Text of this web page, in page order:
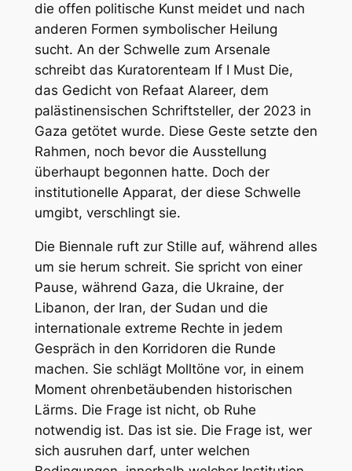
die offen politische Kunst meidet und nach
anderen Formen symbolischer Heilung
sucht. An der Schwelle zum Arsenale
schreibt das Kuratorenteam If I Must Die,
das Gedicht von Refaat Alareer, dem
palästinensischen Schriftsteller, der 2023 in
Gaza getötet wurde. Diese Geste setzte den
Rahmen, noch bevor die Ausstellung
überhaupt begonnen hatte. Doch der
institutionelle Apparat, der diese Schwelle
umgibt, verschlingt sie.
Die Biennale ruft zur Stille auf, während alles
um sie herum schreit. Sie spricht von einer
Pause, während Gaza, die Ukraine, der
Libanon, der Iran, der Sudan und die
internationale extreme Rechte in jedem
Gespräch in den Korridoren die Runde
machen. Sie schlägt Molltöne vor, in einem
Moment ohrenbetäubenden historischen
Lärms. Die Frage ist nicht, ob Ruhe
notwendig ist. Das ist sie. Die Frage ist, wer
sich ausruhen darf, unter welchen